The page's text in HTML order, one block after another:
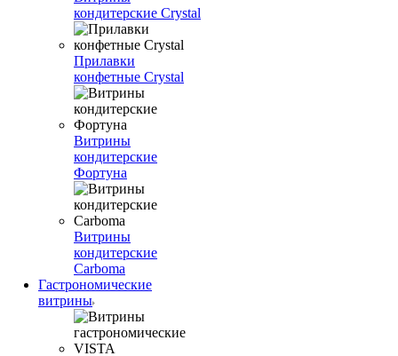
кондитерские Crystal
Прилавки
конфетные Crystal
Витрины
кондитерские
Фортуна
Витрины
кондитерские
Carboma
Гастрономические
витрины